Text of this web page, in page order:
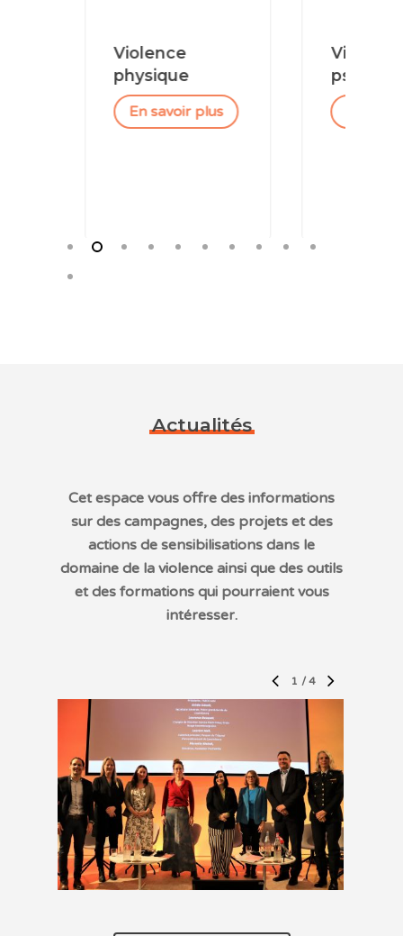
Violence
physique
En savoir plus
Violence
En savoir
Actualités
Cet espace vous offre des informations
sur des campagnes, des projets et des
actions de sensibilisations dans le
domaine de la violence ainsi que des outils
et des formations qui pourraient vous
intéresser.
1 /4